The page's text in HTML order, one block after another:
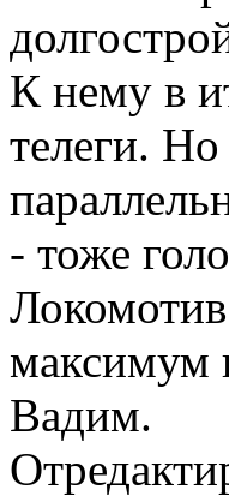
К нему в
телеги.
- тоже
максимум
Вадим.